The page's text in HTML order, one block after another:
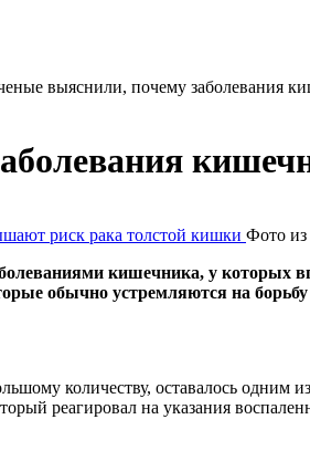
выяснили, почему заболевания
Фото из
кишечника, у которых
обычно устремляются на
количеству, оставалось
реагировал на указания